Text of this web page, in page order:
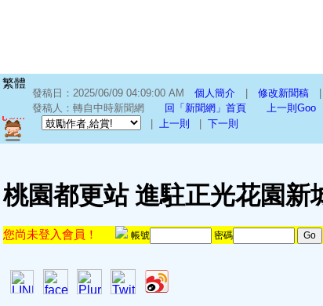
繁體
發稿日：2025/06/09 04:09:00 AM 個人簡介| 修改新聞稿
發稿人：轉自中時新聞網
回「新聞網」首頁 上一則Goo
上一則 下一則
桃園都更站 進駐正光花園新
您尚未登入會員！ 帳號 密碼